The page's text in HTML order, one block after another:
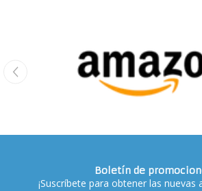
Boletín de
¡Suscríbete para obtener las nuevas